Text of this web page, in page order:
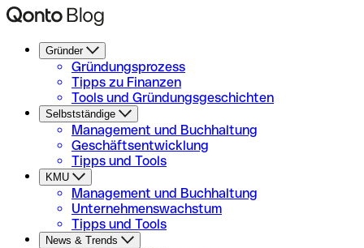
Gründer
Gründungsprozess
Tipps zu Finanzen
Tools und Gründungsgeschichten
Selbstständige
Management und Buchhaltung
Geschäftsentwicklung
Tipps und Tools
KMU
Management und Buchhaltung
Unternehmenswachstum
Tipps und Tools
News & Trends